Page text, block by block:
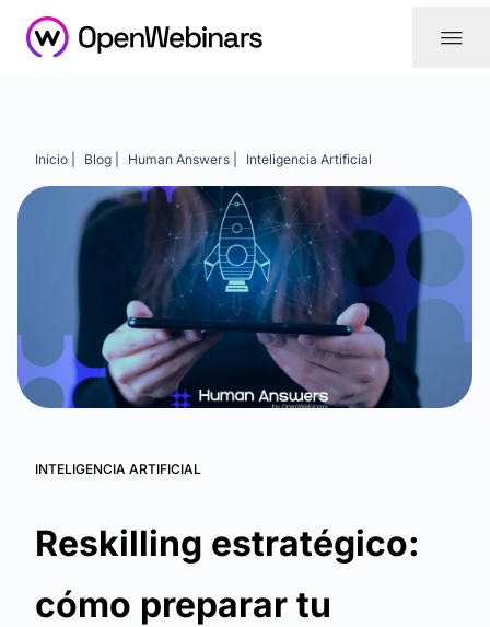
|||
Inicio | Blog | Human Answers | Inteligencia Artificial
INTELIGENCIA ARTIFICIAL
Reskilling estratégico:
cómo preparar tu